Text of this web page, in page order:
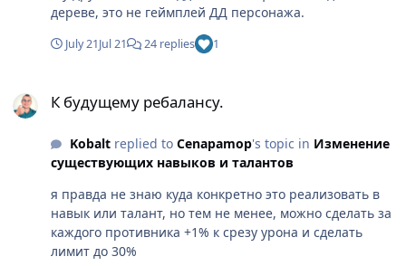
дереве, это не геймплей ДД персонажа.
July 21Jul 21 24 replies 1
К будущему ребалансу.
Kobaltreplied to Cenapamop's topic in Изменение
существующих навыков и талантов
я правда не знаю куда конкретно это реализовать в
навык или талант, но тем не менее, можно сделать за
каждого противника +1% к срезу урона и сделать
лимит до 30%